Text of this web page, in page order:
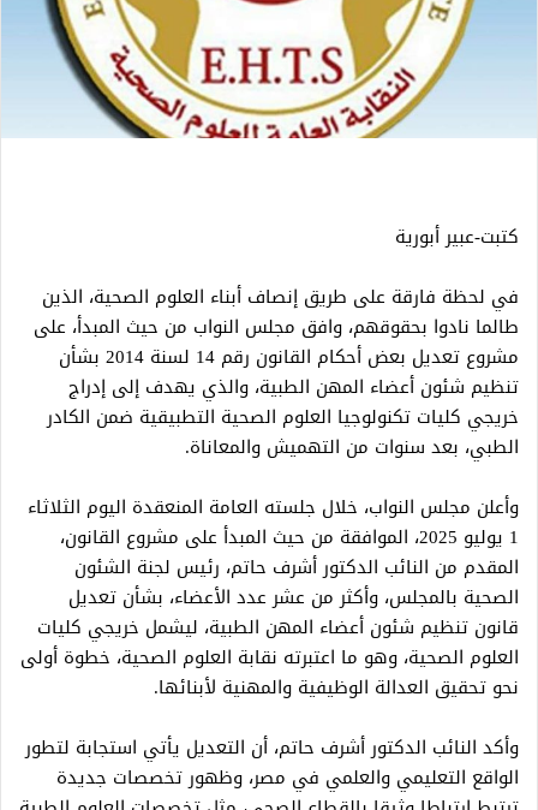
كتبت-عبير أبورية
في لحظة فارقة على طريق إنصاف أبناء العلوم الصحية، الذين
طالما نادوا بحقوقهم، وافق مجلس النواب من حيث المبدأ، على
مشروع تعديل بعض أحكام القانون رقم 14 لسنة 2014 بشأن
تنظيم شئون أعضاء المهن الطبية، والذي يهدف إلى إدراج
خريجي كليات تكنولوجيا العلوم الصحية التطبيقية ضمن الكادر
الطبي، بعد سنوات من التهميش والمعاناة.
وأعلن مجلس النواب، خلال جلسته العامة المنعقدة اليوم الثلاثاء
1 يوليو 2025، الموافقة من حيث المبدأ على مشروع القانون،
المقدم من النائب الدكتور أشرف حاتم، رئيس لجنة الشئون
الصحية بالمجلس، وأكثر من عشر عدد الأعضاء، بشأن تعديل
قانون تنظيم شئون أعضاء المهن الطبية، ليشمل خريجي كليات
العلوم الصحية، وهو ما اعتبرته نقابة العلوم الصحية، خطوة أولى
نحو تحقيق العدالة الوظيفية والمهنية لأبنائها.
وأكد النائب الدكتور أشرف حاتم، أن التعديل يأتي استجابة لتطور
الواقع التعليمي والعلمي في مصر، وظهور تخصصات جديدة